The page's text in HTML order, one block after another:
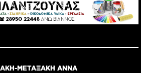
ΜΕΤΑΞΑΚΗ ΑΝΝΑ